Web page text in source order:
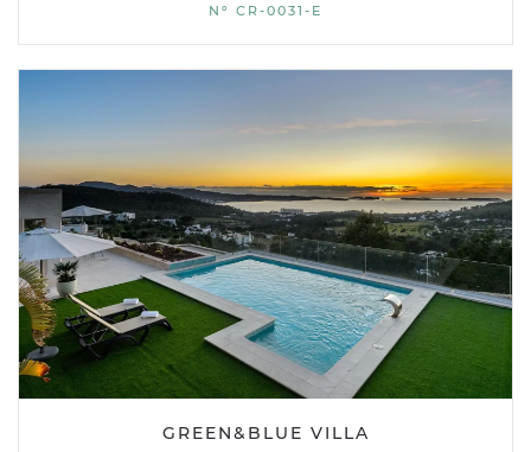
Nº CR-0031-E
GREEN&BLUE VILLA